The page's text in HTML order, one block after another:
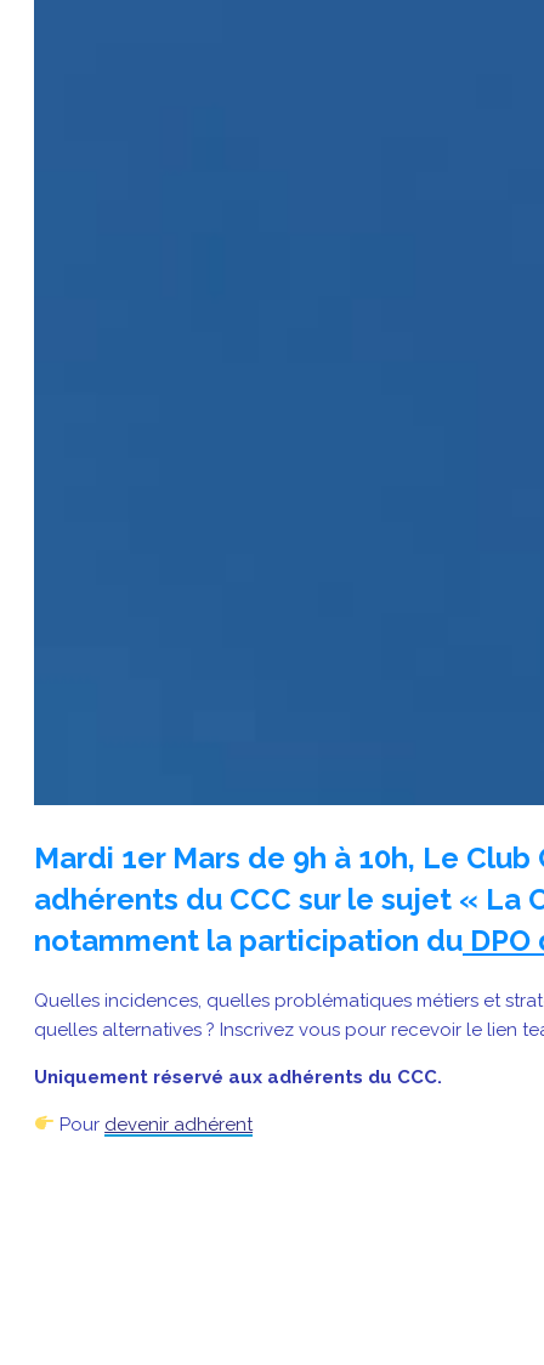
Mardi 1er Mars de 9h à 10h, Le
adhérents du CCC sur le sujet « La
notamment la participation du DPO
Quelles incidences, quelles problématiques métiers et
quelles alternatives ? Inscrivez vous pour recevoir le lien
Uniquement réservé aux adhérents du CCC.
Pour devenir adhérent